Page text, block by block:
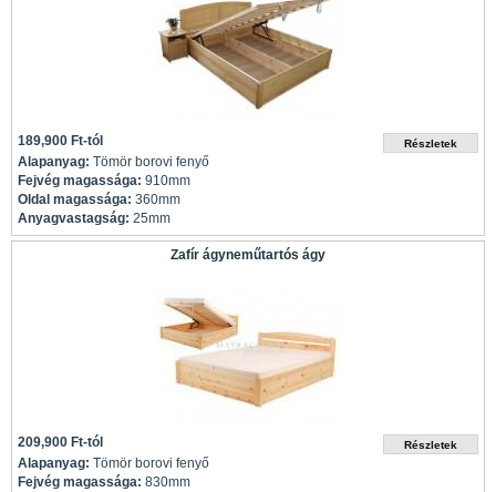
189,900 Ft-tól
Alapanyag: Tömör borovi fenyő
Fejvég magassága: 910mm
Oldal magassága: 360mm
Anyagvastagság: 25mm
Zafír ágyneműtartós ágy
209,900 Ft-tól
Alapanyag: Tömör borovi fenyő
Fejvég magassága: 830mm